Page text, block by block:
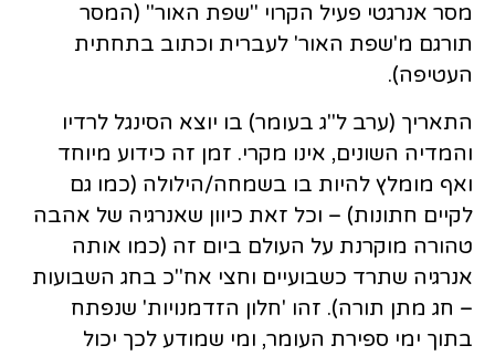
מסר אנרגטי פעיל הקרוי "שפת האור" (המסר
תורגם מ'שפת האור' לעברית וכתוב בתחתית
העטיפה).
התאריך (ערב ל"ג בעומר) בו יוצא הסינגל לרדיו
והמדיה השונים, אינו מקרי. זמן זה כידוע מיוחד
ואף מומלץ להיות בו בשמחה/הילולה (כמו גם
לקיים חתונות) – וכל זאת כיוון שאנרגיה של אהבה
טהורה מוקרנת על העולם ביום זה (כמו אותה
אנרגיה שתרד כשבועיים וחצי אח"כ בחג השבועות
– חג מתן תורה). זהו 'חלון הזדמנויות' שנפתח
בתוך ימי ספירת העומר, ומי שמודע לכך יכול